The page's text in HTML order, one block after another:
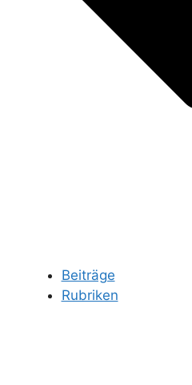
Beiträge
Rubriken